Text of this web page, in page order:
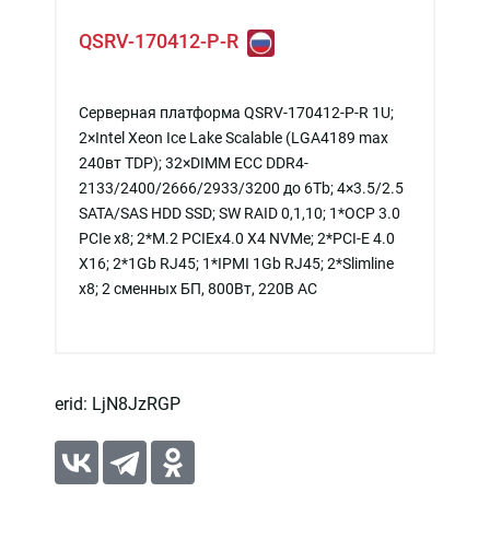
QSRV-170412-P-R
Серверная платформа QSRV-170412-P-R 1U;
2×Intel Xeon Ice Lake Scalable (LGA4189 max
240вт TDP); 32×DIMM ECC DDR4-
2133/2400/2666/2933/3200 до 6Tb; 4×3.5/2.5
SATA/SAS HDD SSD; SW RAID 0,1,10; 1*OCP 3.0
PCIe x8; 2*M.2 PCIEx4.0 X4 NVMe; 2*PCI-E 4.0
X16; 2*1Gb RJ45; 1*IPMI 1Gb RJ45; 2*Slimline
x8; 2 сменных БП, 800Вт, 220В АС
erid: LjN8JzRGP